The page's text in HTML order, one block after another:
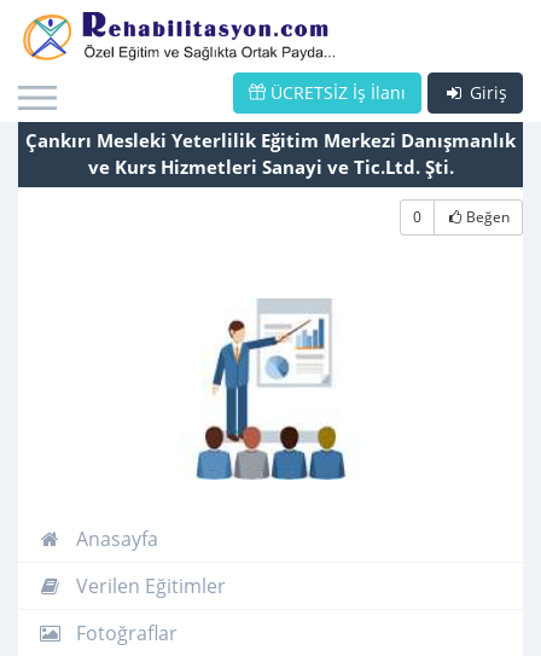
Giriş
ÜCRETSİZ İş İlanı
Çankırı Mesleki Yeterlilik Eğitim Merkezi Danışmanlık
ve Kurs Hizmetleri Sanayi ve Tic.Ltd. Şti.
0 Beğen
Anasayfa
Verilen Eğitimler
Fotoğraflar